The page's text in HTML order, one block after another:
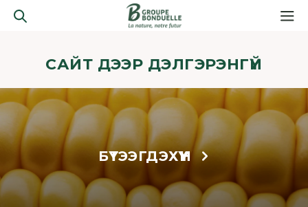
САЙТ ДЭЭР ДЭЛГЭРЭНГҮЙ
БҮТЭЭГДЭХҮҮН